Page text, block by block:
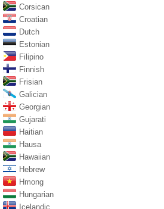
Corsican
Croatian
Dutch
Estonian
Filipino
Finnish
Frisian
Galician
Georgian
Gujarati
Haitian
Hausa
Hawaiian
Hebrew
Hmong
Hungarian
Icelandic